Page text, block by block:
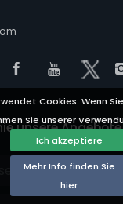
Cookies. Wenn
Sie unserer
Ich akzeptiere
Mehr Info finden Sie
hier
Visit ourVisit
unsere Angebote